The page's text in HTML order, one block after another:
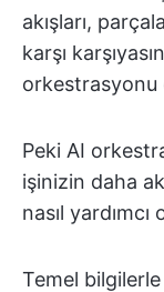
akışları,
karşı
orkestrasyonu
Peki AI
işinizin daha
nasıl yardımcı
Temel bilgilerle